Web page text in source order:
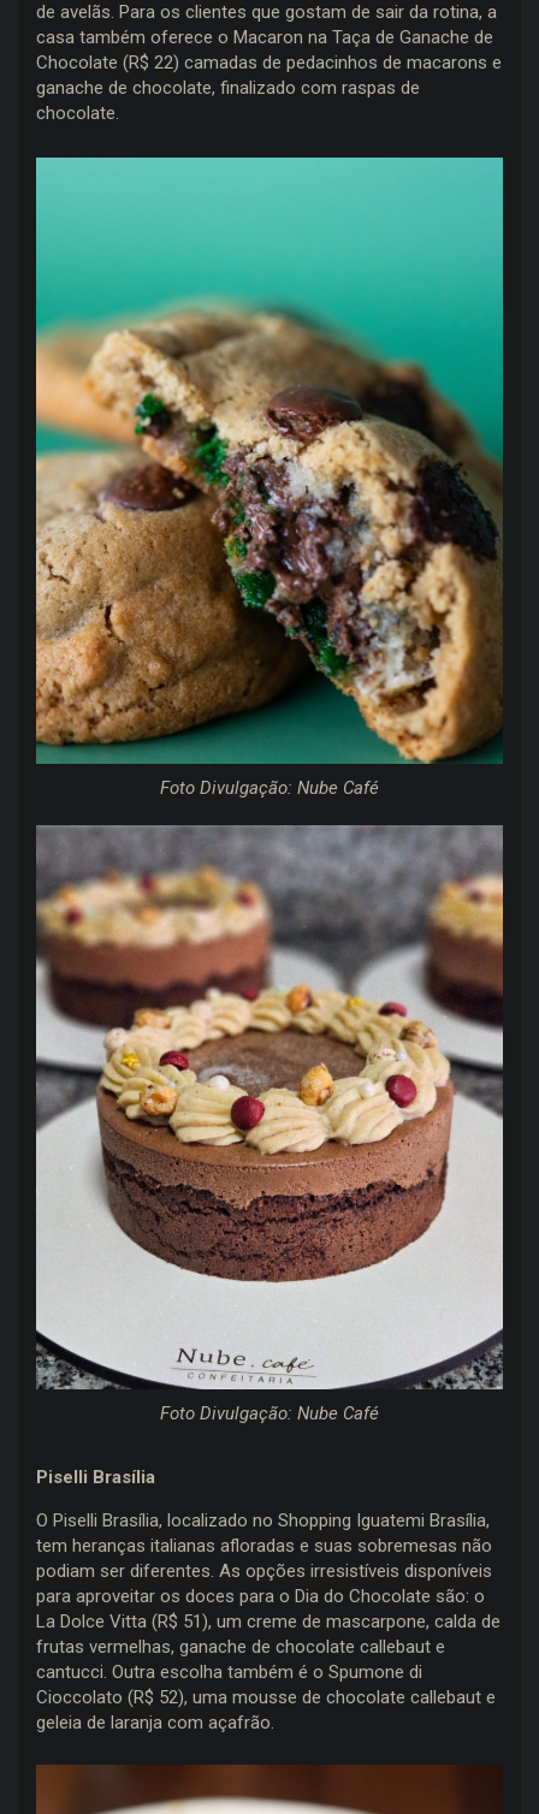
de avelãs. Para os clientes que gostam de sair da rotina, a
casa também oferece o Macaron na Taça de Ganache de
Chocolate (R$ 22) camadas de pedacinhos de macarons e
ganache de chocolate, finalizado com raspas de
chocolate.
Foto Divulgação: Nube Café
Foto Divulgação: Nube Café
Piselli Brasília
O Piselli Brasília, localizado no Shopping Iguatemi Brasília,
tem heranças italianas afloradas e suas sobremesas não
podiam ser diferentes. As opções irresistíveis disponíveis
para aproveitar os doces para o Dia do Chocolate são: o
La Dolce Vitta (R$ 51), um creme de mascarpone, calda de
frutas vermelhas, ganache de chocolate callebaut e
cantucci. Outra escolha também é o Spumone di
Cioccolato (R$ 52), uma mousse de chocolate callebaut e
geleia de laranja com açafrão.